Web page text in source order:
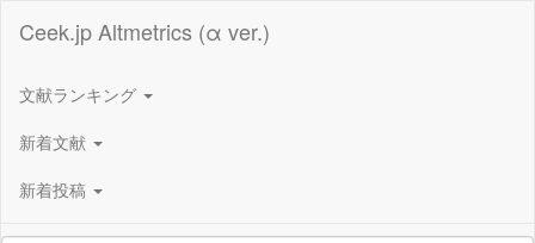
Ceek.jp Altmetrics (α ver.)
文献ランキング
新着文献
新着投稿